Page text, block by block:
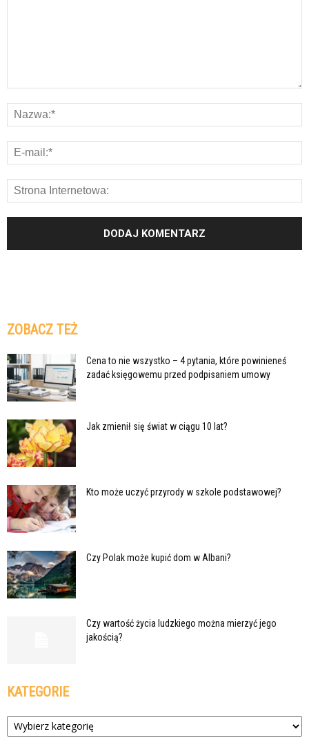
ZOBACZ TEŻ
Cena to nie wszystko – 4 pytania, które powinieneś
zadać księgowemu przed podpisaniem umowy
Jak zmienił się świat w ciągu 10 lat?
Kto może uczyć przyrody w szkole podstawowej?
Czy Polak może kupić dom w Albani?
Czy wartość życia ludzkiego można mierzyć jego
jakością?
KATEGORIE
Kategorie